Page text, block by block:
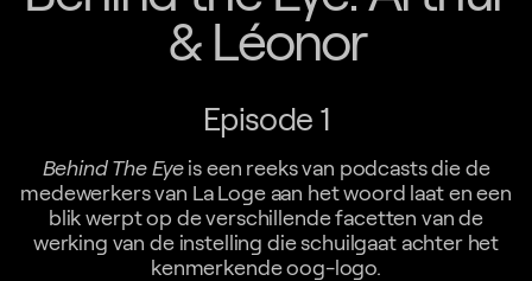
& Léonor
Episode 1
Behind The Eyeis een reeks van podcasts die de
medewerkers van La Loge aan het woord laat en een
blik werpt op de verschillende facetten van de
werking van de instelling die schuilgaat achter het
kenmerkende oog-logo.